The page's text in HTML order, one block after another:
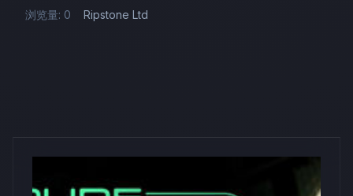
浏览量: 0 Ripstone Ltd